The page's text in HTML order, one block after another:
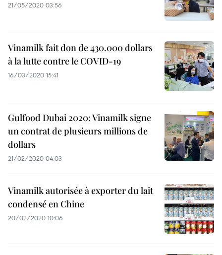
21/05/2020 03:56
Vinamilk fait don de 430.000 dollars
à la lutte contre le COVID-19
16/03/2020 15:41
Gulfood Dubai 2020: Vinamilk signe
un contrat de plusieurs millions de
dollars
21/02/2020 04:03
Vinamilk autorisée à exporter du lait
condensé en Chine
20/02/2020 10:06